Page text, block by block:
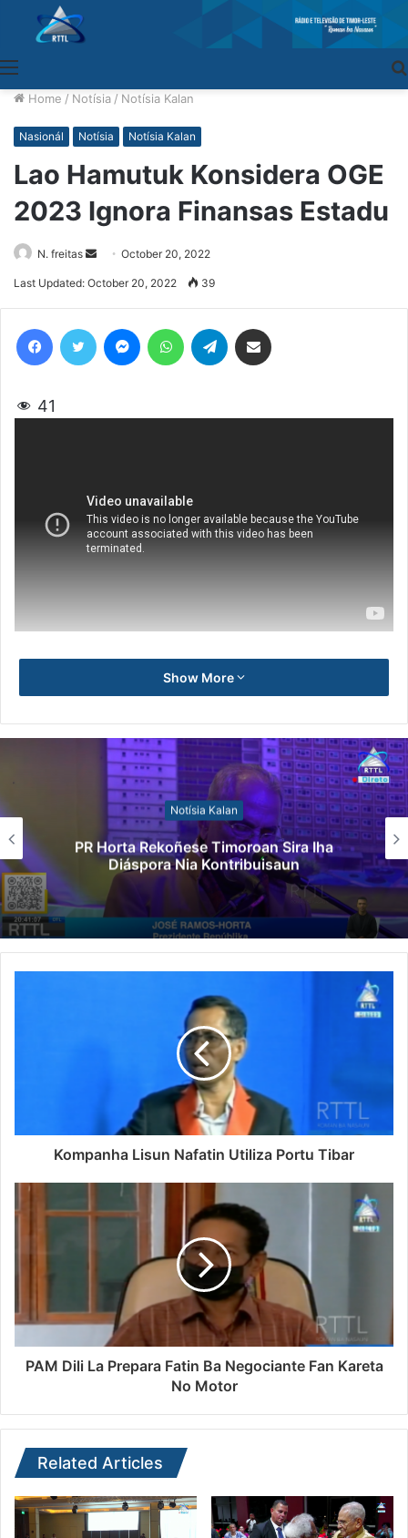
Home / Notísia / Notísia Kalan
Nasionál Notísia Notísia Kalan
Lao Hamutuk Konsidera OGE
2023 Ignora Finansas Estadu
N. freitas
SendOctober 20, 2022
Last Updated: October 20, 2022 39
41
Show More
Notísia Kalan
Governu Promete Tau Prioridade ba Setór
Minerais no Setór Produtivu
Kompanha Lisun Nafatin Utiliza Portu Tibar
PAM Dili La Prepara Fatin Ba Negociante Fan Kareta
No Motor
Related Articles